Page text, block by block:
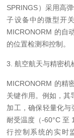
SPRINGS）采用高
子设备中的微型开
MICRONORM 的自
的位置检测和控制。
3. 航空航天与精密机
MICRONORM 的精
关键作用。例如，其
加工，确保轻量化
耐受温度（-60°C 至
行控制系统的实时